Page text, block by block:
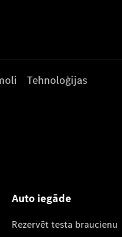
Tehnoloģijas
Auto iegāde
Rezervēt testa braucienu